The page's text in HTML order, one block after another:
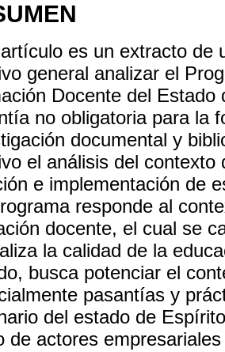
es un extracto de
general analizar el
Docente del
no obligatoria para la
documental y
el análisis del
e implementación de
responde al
docente, el cual se
la calidad de la
busca potenciar el
pasantías y
del estado de
de actores